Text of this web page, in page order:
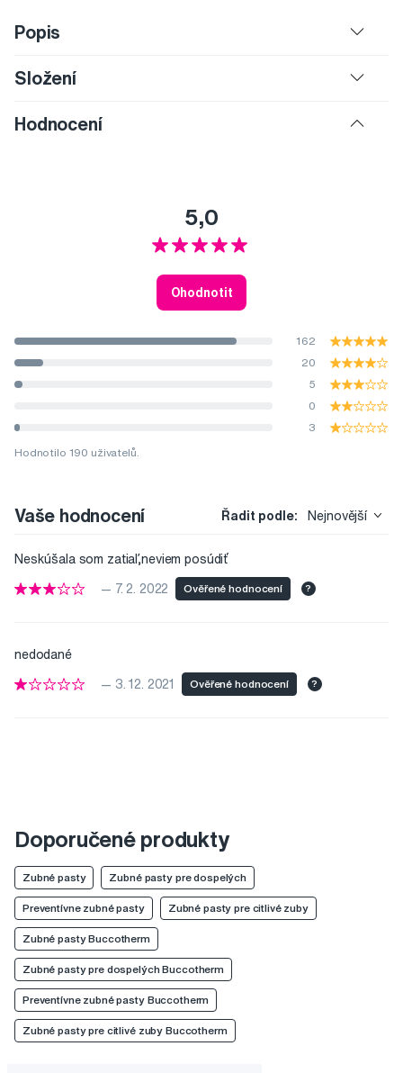
Popis
Složení
Hodnocení
5,0
Ohodnotit
162
20
5
0
3
Hodnotilo 190 uživatelů.
Vaše hodnocení Řadit podle: Nejnovější
Neskúšala som zatiaľ,neviem posúdiť
— 7. 2. 2022 Ověřené hodnocení ?
nedodané
— 3. 12. 2021 Ověřené hodnocení ?
Doporučené produkty
Zubné pasty Zubné pasty pre dospelých
Preventívne zubné pasty Zubné pasty pre citlivé zuby
Zubné pasty Buccotherm
Zubné pasty pre dospelých Buccotherm
Preventívne zubné pasty Buccotherm
Zubné pasty pre citlivé zuby Buccotherm